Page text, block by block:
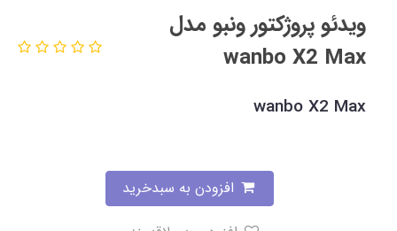
ویدئو پروژکتور ونبو مدل
wanbo X2 Max
wanbo X2 Max